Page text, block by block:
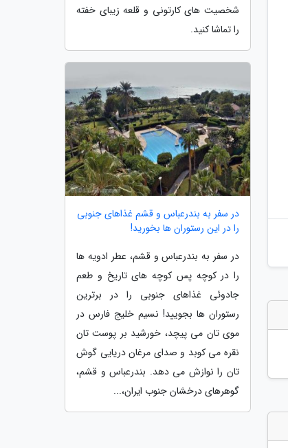
شخصیت های کارتونی و قلعه زیبای خفته
را تماشا کنید.
در سفر به بندرعباس و قشم غذاهای جنوبی
را در این رستوران ها بخورید!
در سفر به بندرعباس و قشم، عطر ادویه ها
را در کوچه پس کوچه های تاریخ و طعم
جادوئی غذاهای جنوبی را در برترین
رستوران ها بجویید! نسیم خلیج فارس در
موی تان می پیچد، خورشید بر پوست تان
نقره می کوبد و صدای مرغان دریایی گوش
تان را نوازش می دهد. بندرعباس و قشم،
گوهرهای درخشان جنوب ایران،...